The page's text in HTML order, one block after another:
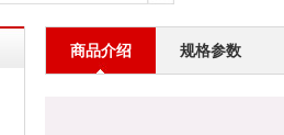
商品介绍 规格参数